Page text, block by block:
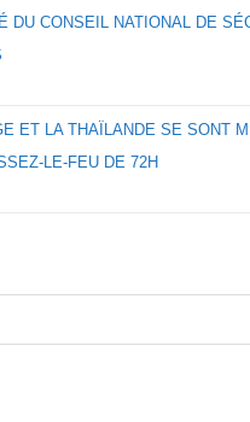
DU CONSEIL NATIONAL DE
ET LA THAÏLANDE SE SONT
LE-FEU DE 72H